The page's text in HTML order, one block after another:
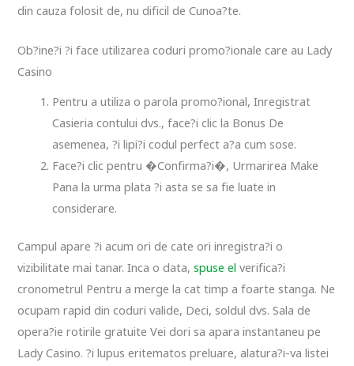
din cauza folosit de, nu dificil de Cunoa?te.
Ob?ine?i ?i face utilizarea coduri promo?ionale care au Lady
Casino
Pentru a utiliza o parola promo?ional, Inregistrat
Casieria contului dvs., face?i clic la Bonus De
asemenea, ?i lipi?i codul perfect a?a cum sose.
Face?i clic pentru �Confirma?i�, Urmarirea Make
Pana la urma plata ?i asta se sa fie luate in
considerare.
Campul apare ?i acum ori de cate ori inregistra?i o
vizibilitate mai tanar. Inca o data,spuse el verifica?i
cronometrul Pentru a merge la cat timp a foarte stanga. Ne
ocupam rapid din coduri valide, Deci, soldul dvs. Sala de
opera?ie rotirile gratuite Vei dori sa apara instantaneu pe
Lady Casino. ?i lupus eritematos preluare, alatura?i-va listei